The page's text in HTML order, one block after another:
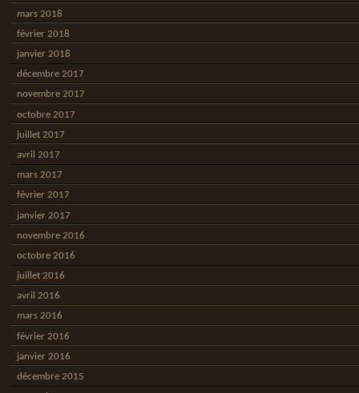
mars 2018
février 2018
janvier 2018
décembre 2017
novembre 2017
octobre 2017
juillet 2017
avril 2017
mars 2017
février 2017
janvier 2017
novembre 2016
octobre 2016
juillet 2016
avril 2016
mars 2016
février 2016
janvier 2016
décembre 2015